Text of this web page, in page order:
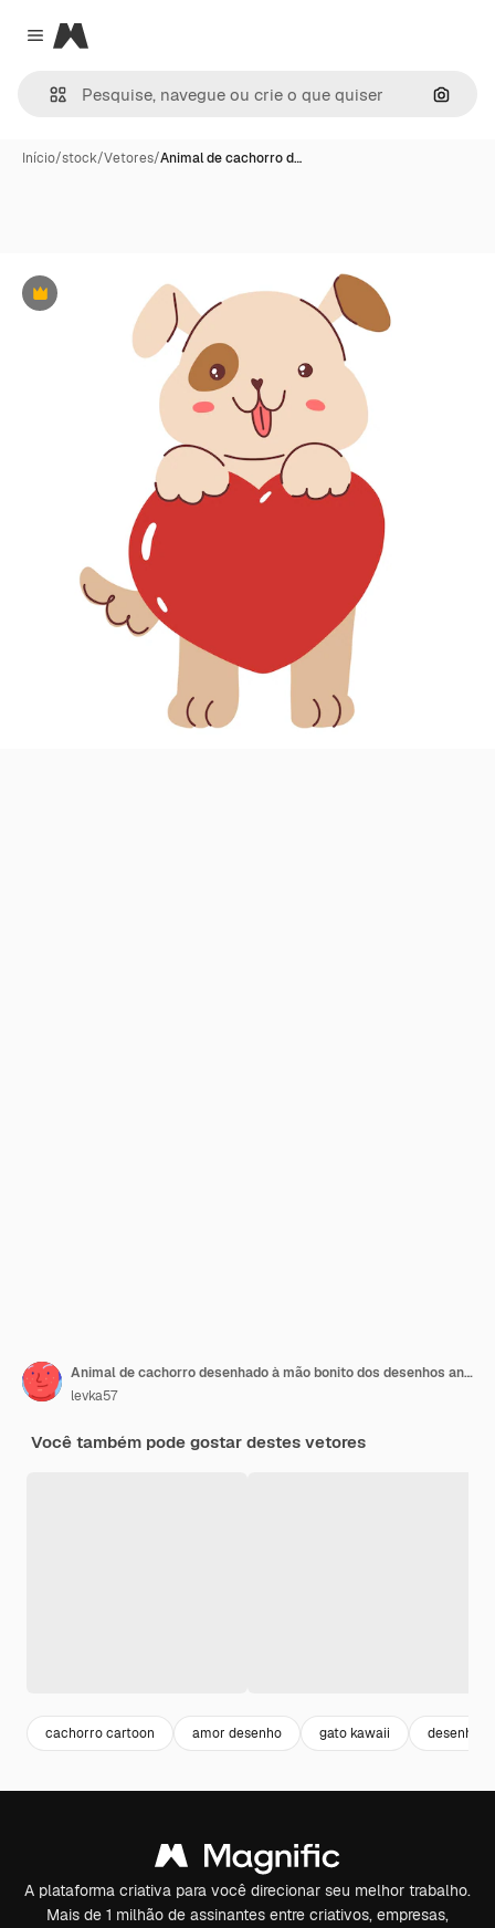
Close menu
Magnific
Início/stock/Vetores/Animal de cachorro d…
Premium
Animal de cachorro desenhado à mão bonito dos desenhos animados com coração cão dos namorados animal de estimação do dia dos namorados vetor de estoque
levka57
Você também pode gostar destes vetores
cachorro cartoon amor desenho gato kawaii desenho
A plataforma criativa para você direcionar seu melhor trabalho.
Mais de 1 milhão de assinantes entre criativos, empresas,